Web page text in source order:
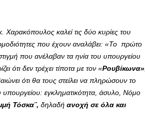
καλεί τις δύο κυρίες του
που έχουν αναλάβει: «Το πρώτο
που ανέλαβαν τα ηνία του υπουργείου
ότι δεν τρέχει τίποτα με τον «Ρουβίκωνα»
ότι θα τους στείλει να πληρώσουν το
υπουργείου: εγκληματικότητα, άσυλο, Νόμο
Τόσκα¨, δηλαδή ανοχή σε όλα και